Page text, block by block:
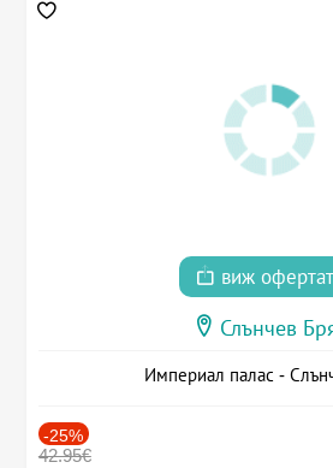
виж
Слънчев
Империал палас -
-25%
42.95€